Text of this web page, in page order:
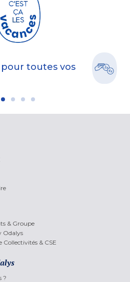
pour toutes vos
& Groupe
Odalys
& CSE
?